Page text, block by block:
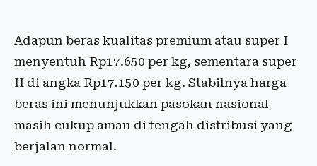
Adapun beras kualitas premium atau super I
menyentuh Rp17.650 per kg, sementara super
II di angka Rp17.150 per kg. Stabilnya harga
beras ini menunjukkan pasokan nasional
masih cukup aman di tengah distribusi yang
berjalan normal.